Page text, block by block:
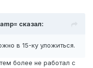
сказал:
в 15-ку уложиться.
более не работал с